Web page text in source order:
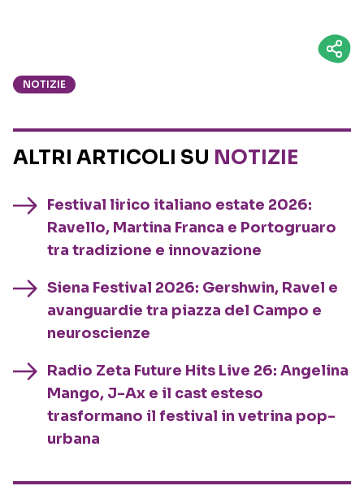
NOTIZIE
ALTRI ARTICOLI SU NOTIZIE
Festival lirico italiano estate 2026:
Ravello, Martina Franca e Portogruaro
tra tradizione e innovazione
Siena Festival 2026: Gershwin, Ravel e
avanguardie tra piazza del Campo e
neuroscienze
Radio Zeta Future Hits Live 26: Angelina
Mango, J-Ax e il cast esteso
trasformano il festival in vetrina pop-
urbana